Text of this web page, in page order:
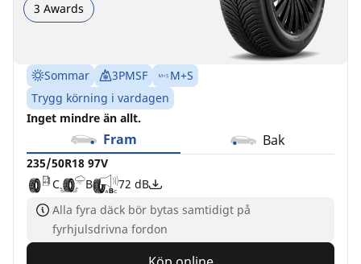
3 Awards
Sommar 3PMSF
M+S
Trygg körning i vardagen
Inget mindre än allt.
Fram Bak
235/50R18 97V
C
B
72 dB
Alla fyra däck bör bytas samtidigt på
fyrhjulsdrivna fordon